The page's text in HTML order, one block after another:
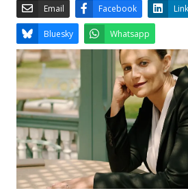
Email Facebook
Bluesky Whatsapp